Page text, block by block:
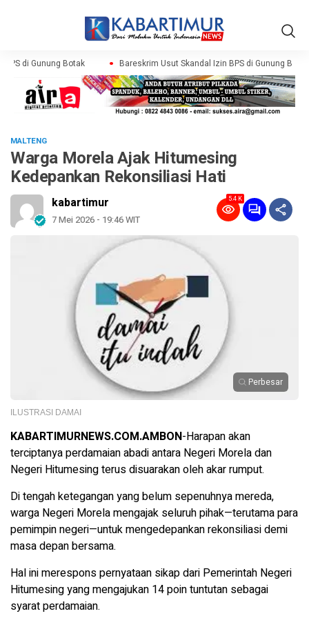
di Gunung Botak Bareskrim Usut Skandal Izin BPS di Gunung Botak
MALTENG
Warga Morela Ajak Hitumesing
Kedepankan Rekonsiliasi Hati
kabartimur
7 Mei 2026 - 19:46 WIT
5.4 K
Perbesar
ILUSTRASI DAMAI
KABARTIMURNEWS.COM.AMBON-Harapan akan
terciptanya perdamaian abadi antara Negeri Morela dan
Negeri Hitumesing terus disuarakan oleh akar rumput.
Di tengah ketegangan yang belum sepenuhnya mereda,
warga Negeri Morela mengajak seluruh pihak—terutama para
pemimpin negeri—untuk mengedepankan rekonsiliasi demi
masa depan bersama.
Hal ini merespons pernyataan sikap dari Pemerintah Negeri
Hitumesing yang mengajukan 14 poin tuntutan sebagai
syarat perdamaian.